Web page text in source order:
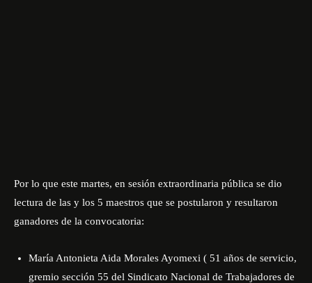
Por lo que este martes, en sesión extraordinaria pública se dio
lectura de las y los 5 maestros que se postularon y resultaron
ganadores de la convocatoria:
María Antonieta Aida Morales Ayomexi ( 51 años de servicio,
gremio sección 55 del Sindicato Nacional de Trabajadores de